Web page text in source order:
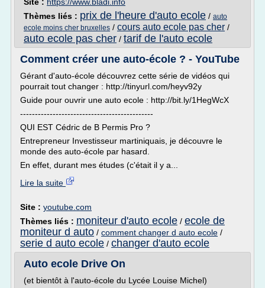
Thèmes liés : prix de l'heure d'auto ecole / auto
ecole moins cher bruxelles / cours auto ecole pas cher /
auto ecole pas cher / tarif de l'auto ecole
Comment créer une auto-école ? - YouTube
Gérant d'auto-école découvrez cette série de vidéos qui
pourrait tout changer : http://tinyurl.com/heyv92y
Guide pour ouvrir une auto ecole : http://bit.ly/1HegWcX
---------------------------------------------
QUI EST Cédric de B Permis Pro ?
Entrepreneur Investisseur martiniquais, je découvre le
monde des auto-école par hasard.
En effet, durant mes études (c'était il y a...
Lire la suite
Site : youtube.com
Thèmes liés : moniteur d'auto ecole / ecole de
moniteur d auto / comment changer d auto ecole /
serie d auto ecole / changer d'auto ecole
Auto ecole Drive On
(et bientôt à l'auto-école du Lycée Louise Michel)